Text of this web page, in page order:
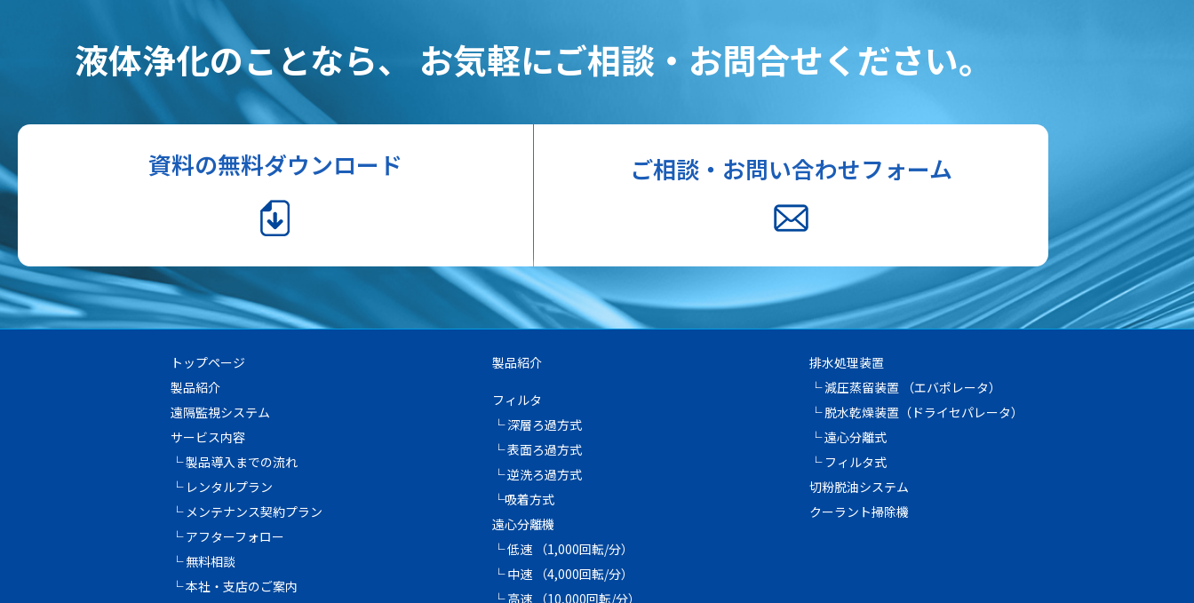
液体浄化のことなら、 お気軽にご相談・お問合せください。
資料の無料ダウンロード ご相談・お問い合わせフォーム
トップページ
製品紹介
遠隔監視システム
サービス内容
└ 製品導入までの流れ
└ レンタルプラン
└ メンテナンス契約プラン
└ アフターフォロー
└ 無料相談
└ 本社・支店のご案内
製品紹介
フィルタ
└ 深層ろ過方式
└ 表面ろ過方式
└ 逆洗ろ過方式
└吸着方式
遠心分離機
└ 低速 （1,000回転/分）
└ 中速 （4,000回転/分）
└ 高速 （10,000回転/分）
排水処理装置
└ 減圧蒸留装置 （エバポレータ）
└ 脱水乾燥装置（ドライセパレータ）
└ 遠心分離式
└ フィルタ式
切粉脱油システム
クーラント掃除機